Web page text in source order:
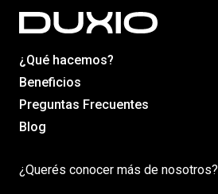
¿Qué hacemos?
Beneficios
Preguntas Frecuentes
Blog
¿Querés conocer más de nosotros?